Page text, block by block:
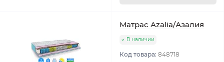
Матрас Azalia/Азалия
В наличии
Код товара: 848718